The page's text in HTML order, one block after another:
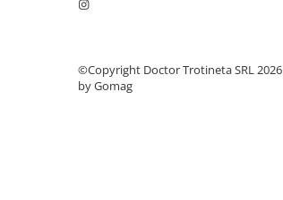
©Copyright Doctor Trotineta SRL 2026
by Gomag